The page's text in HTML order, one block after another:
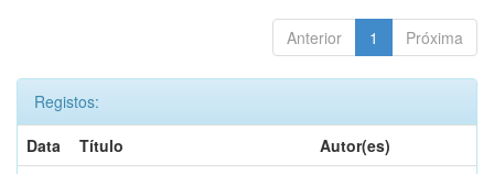
Anterior 1 Próxima
Registos:
Data
Título
Autor(es)